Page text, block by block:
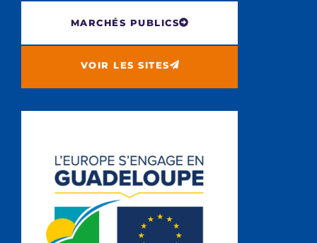
MARCHÉS PUBLICS
VOIR LES SITES